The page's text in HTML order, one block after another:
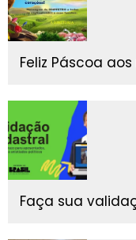
Feliz Páscoa
Faça sua